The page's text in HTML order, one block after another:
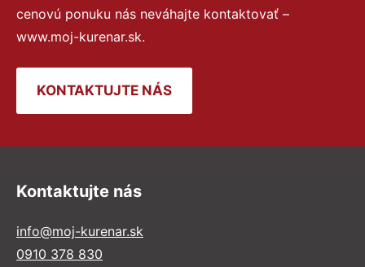
cenovú ponuku nás neváhajte kontaktovať –
www.moj-kurenar.sk.
KONTAKTUJTE NÁS
Kontaktujte nás
info@moj-kurenar.sk
0910 378 830